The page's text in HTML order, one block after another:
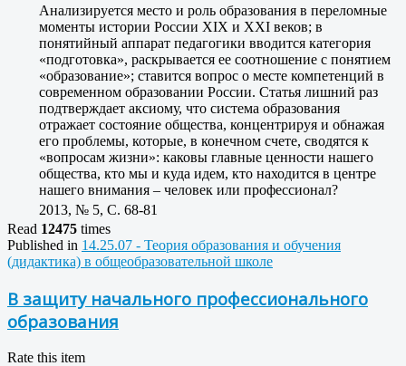
Анализируется место и роль образования в переломные
моменты истории России XIX и XXI веков; в
понятийный аппарат педагогики вводится категория
«подготовка», раскрывается ее соотношение с понятием
«образование»; ставится вопрос о месте компетенций в
современном образовании России. Статья лишний раз
подтверждает аксиому, что система образования
отражает состояние общества, концентрируя и обнажая
его проблемы, которые, в конечном счете, сводятся к
«вопросам жизни»: каковы главные ценности нашего
общества, кто мы и куда идем, кто находится в центре
нашего внимания – человек или профессионал?
2013, № 5, C. 68-81
Read 12475 times
Published in 14.25.07 - Теория образования и обучения
(дидактика) в общеобразовательной школе
В защиту начального профессионального
образования
Rate this item